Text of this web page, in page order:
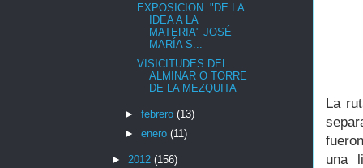
La
una
EXPOSICION: "DE LA
IDEA A LA
MATERIA" JOSÉ
MARÍA S...
VISICITUDES DEL
ALMINAR O TORRE
DE LA MEZQUITA
► febrero (13)
► enero (11)
► 2012 (156)